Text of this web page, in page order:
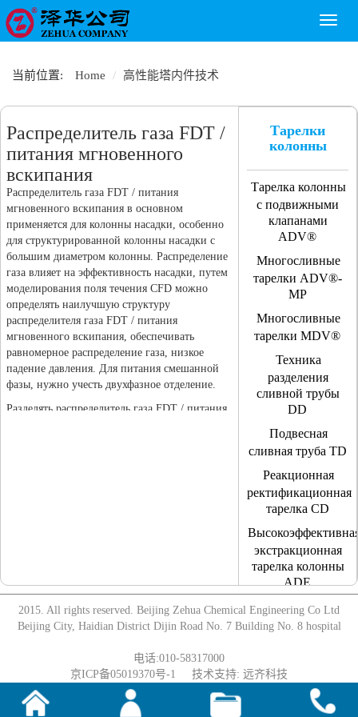
Toggle
当前位置: Home 高性能塔内件技术
Распределитель газа FDT /
питания мгновенного
вскипания
Распределитель газа FDT / питания
мгновенного вскипания в основном
применяется для колонны насадки, особенно
для структурированной колонны насадки с
большим диаметром колонны. Распределение
газа влияет на эффективность насадки, путем
моделирования поля течения CFD можно
определять наилучшую структуру
распределителя газа FDT / питания
мгновенного вскипания, обеспечивать
равномерное распределение газа, низкое
падение давления. Для питания смешанной
фазы, нужно учесть двухфазное отделение.
Разделять распределитель газа FDT / питания
Тарелки
колонны
Тарелка колонны
с подвижными
клапанами
ADV®
Многосливные
тарелки ADV®-
MP
Многосливные
тарелки MDV®
Техника
разделения
сливной трубы
DD
Подвесная
сливная труба TD
Реакционная
ректификационная
тарелка CD
экстракционная
тарелка колонны
ADE
Традиционные
тарелки колонны
Структурированная
насадка Sepak®
2015. All rights reserved. Beijing Zehua Chemical Engineering Co Ltd
Beijing City, Haidian District Dijin Road No. 7 Building No. 8 hospital
电话:010-58317000
京ICP备05019370号-1 技术支持: 远齐科技